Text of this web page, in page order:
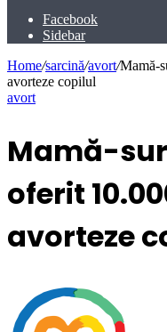
Facebook
Sidebar
Home/sarcină/avort/Mamă-
avorteze copilul
avort
Mamă-
oferit
avorteze